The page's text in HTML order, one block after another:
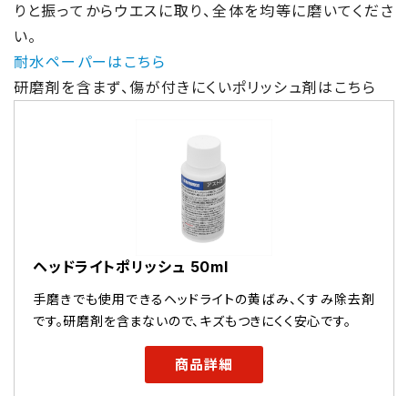
りと振ってからウエスに取り、全体を均等に磨いてくださ
い。
耐水ペーパーはこちら
研磨剤を含まず、傷が付きにくいポリッシュ剤はこちら
ヘッドライトポリッシュ 50ml
手磨きでも使用できるヘッドライトの黄ばみ、くすみ除去剤
です。研磨剤を含まないので、キズもつきにくく安心です。
商品詳細